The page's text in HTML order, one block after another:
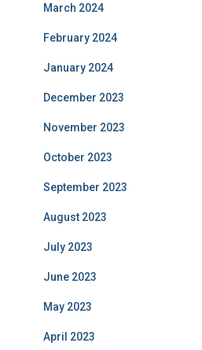
March 2024
February 2024
January 2024
December 2023
November 2023
October 2023
September 2023
August 2023
July 2023
June 2023
May 2023
April 2023